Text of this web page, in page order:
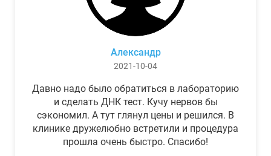
Александр
2021-10-04
Давно надо было обратиться в лабораторию
и сделать ДНК тест. Кучу нервов бы
сэкономил. А тут глянул цены и решился. В
клинике дружелюбно встретили и процедура
прошла очень быстро. Спасибо!